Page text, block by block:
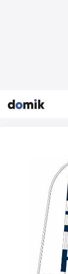


